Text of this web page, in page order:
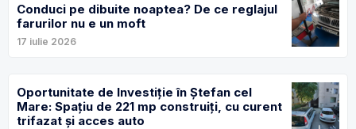
Conduci pe dibuite noaptea? De ce reglajul
farurilor nu e un moft
17 iulie 2026
Oportunitate de Investiție în Ștefan cel
Mare: Spațiu de 221 mp construiți, cu curent
trifazat și acces auto